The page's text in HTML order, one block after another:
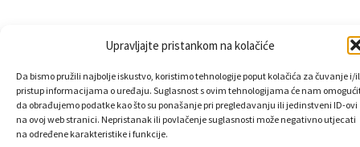
Upravljajte pristankom na kolačiće
Da bismo pružili najbolje iskustvo, koristimo tehnologije poput kolačića za čuvanje i/
pristup informacijama o uređaju. Suglasnost s ovim tehnologijama će nam
da obrađujemo podatke kao što su ponašanje pri pregledavanju ili jedinstveni ID-ovi
na ovoj web stranici. Nepristanak ili povlačenje suglasnosti može negativno utjecati
na određene karakteristike i funkcije.